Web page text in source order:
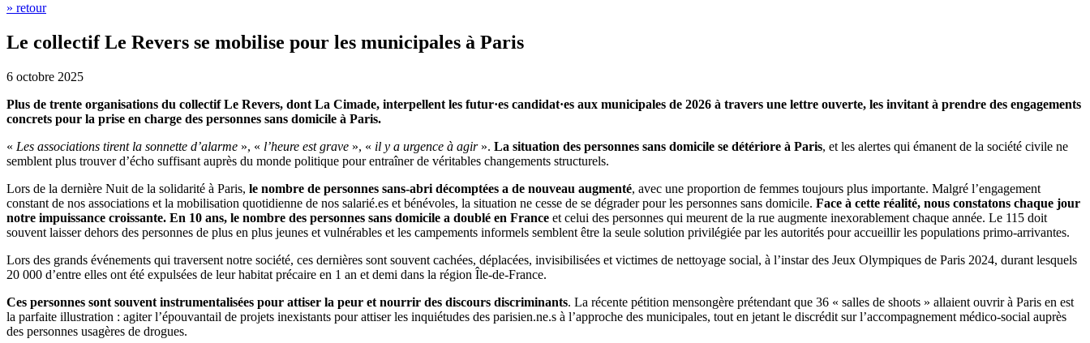
» retour
Le collectif Le Revers se mobilise pour les municipales à Paris
6 octobre 2025
Plus de trente organisations du collectif Le Revers, dont La Cimade, interpellent les futur·es candidat·es aux municipales de 2026 à travers une lettre ouverte, les invitant à prendre des engagements
concrets pour la prise en charge des personnes sans domicile à Paris.
« Les associations tirent la sonnette d’alarme », « l’heure est grave », « il y a urgence à agir». La situation des personnes sans domicile se détériore à Paris, et les alertes qui émanent de la société civile ne
semblent plus trouver d’écho suffisant auprès du monde politique pour entraîner de véritables changements structurels.
Lors de la dernière Nuit de la solidarité à Paris, le nombre de personnes sans-abri décomptées a de nouveau augmenté, avec une proportion de femmes toujours plus importante. Malgré l’engagement
constant de nos associations et la mobilisation quotidienne de nos salarié.es et bénévoles, la situation ne cesse de se dégrader pour les personnes sans domicile. Face à cette réalité, nous constatons chaque jour
notre impuissance croissante. En 10 ans, le nombre des personnes sans domicile a doublé en France et celui des personnes qui meurent de la rue augmente inexorablement chaque année. Le 115 doit
souvent laisser dehors des personnes de plus en plus jeunes et vulnérables et les campements informels semblent être la seule solution privilégiée par les autorités pour accueillir les populations primo-arrivantes.
Lors des grands événements qui traversent notre société, ces dernières sont souvent cachées, déplacées, invisibilisées et victimes de nettoyage social, à l’instar des Jeux Olympiques de Paris 2024, durant lesquels
20 000 d’entre elles ont été expulsées de leur habitat précaire en 1 an et demi dans la région Île-de-France.
Ces personnes sont souvent instrumentalisées pour attiser la peur et nourrir des discours discriminants. La récente pétition mensongère prétendant que 36 « salles de shoots » allaient ouvrir à Paris en est
la parfaite illustration : agiter l’épouvantail de projets inexistants pour attiser les inquiétudes des parisien.ne.s à l’approche des municipales, tout en jetant le discrédit sur l’accompagnement médico-social auprès
des personnes usagères de drogues.